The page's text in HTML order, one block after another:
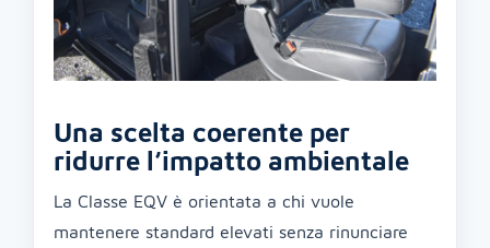
Una scelta coerente per
ridurre l’impatto ambientale
La Classe EQV è orientata a chi vuole
mantenere standard elevati senza rinunciare